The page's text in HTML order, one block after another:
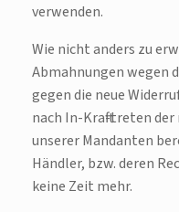
verwenden.
Wie nicht anders zu
Abmahnungen wegen
gegen die neue
nach In-Kraft-treten
unserer Mandanten
Händler, bzw. deren
keine Zeit mehr.